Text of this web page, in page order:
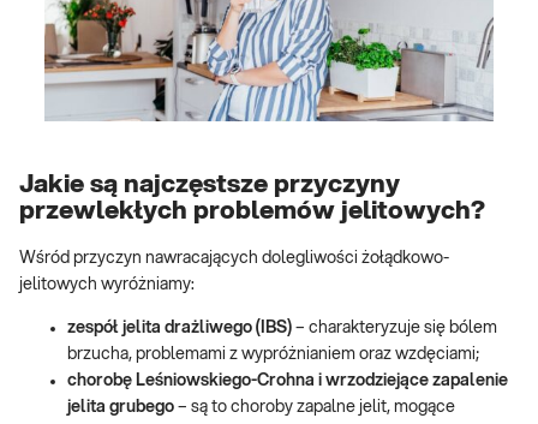
Jakie są najczęstsze przyczyny
przewlekłych problemów jelitowych?
Wśród przyczyn nawracających dolegliwości żołądkowo-
jelitowych wyróżniamy:
zespół jelita drażliwego (IBS) – charakteryzuje się bólem
brzucha, problemami z wypróżnianiem oraz wzdęciami;
chorobę Leśniowskiego-Crohna i wrzodziejące zapalenie
jelita grubego – są to choroby zapalne jelit, mogące